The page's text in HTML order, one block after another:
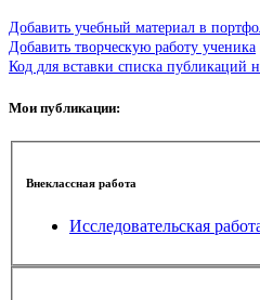
Добавить учебный материал в
Добавить творческую работу ученика
Код для вставки списка публикаций
Мои публикации:
Внеклассная работа
Исследовательская